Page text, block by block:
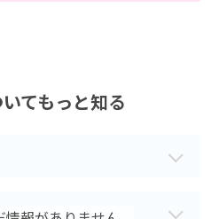
てもっと知る